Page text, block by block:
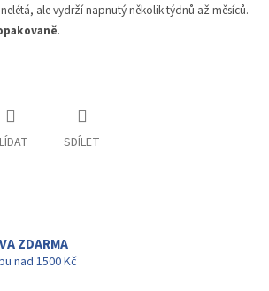
nelétá, ale vydrží napnutý několik týdnů až měsíců.
.
SDÍLET
ZDARMA
nad 1500 Kč